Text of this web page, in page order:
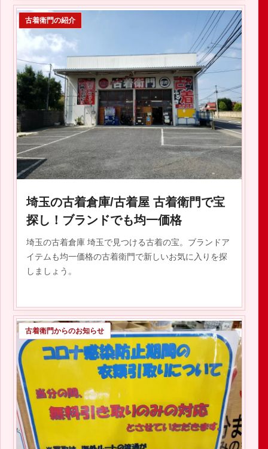
2024.01.28
古着衛門の紹介
埼玉の古着倉庫/古着屋 古着衛門で宝
探し！ブランドでも均一価格
埼玉の古着倉庫 埼玉で見つける古着の宝。ブランドア
イテムも均一価格の古着衛門で新しいお気に入りを探
しましょう。
古着衛門からのお知らせ